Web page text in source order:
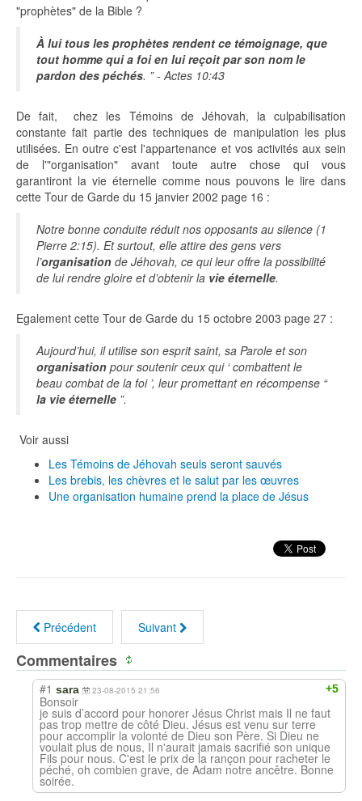
"prophètes" de la Bible ?
À lui tous les prophètes rendent ce témoignage, que
tout homme qui a foi en lui reçoit par son nom le
pardon des péchés. ” - Actes 10:43
De fait, chez les Témoins de Jéhovah, la culpabilisation
constante fait partie des techniques de manipulation les plus
utilisées. En outre c'est l'appartenance et vos activités aux sein
de l'"organisation" avant toute autre chose qui vous
garantiront la vie éternelle comme nous pouvons le lire dans
cette Tour de Garde du 15 janvier 2002 page 16 :
Notre bonne conduite réduit nos opposants au silence (1
Pierre 2:15). Et surtout, elle attire des gens vers
l’organisation de Jéhovah, ce qui leur offre la possibilité
de lui rendre gloire et d’obtenir la vie éternelle.
Egalement cette Tour de Garde du 15 octobre 2003 page 27 :
Aujourd’hui, il utilise son esprit saint, sa Parole et son
organisation pour soutenir ceux qui ‘ combattent le
beau combat de la foi ’, leur promettant en récompense “
la vie éternelle ”.
Voir aussi
Les Témoins de Jéhovah seuls seront sauvés
Les brebis, les chèvres et le salut par les œuvres
Une organisation humaine prend la place de Jésus
Précédent Suivant
Commentaires
+5
#1 sara 23-08-2015 21:56
Bonsoir
je suis d’accord pour honorer Jésus Christ mais Il ne faut
pas trop mettre de côté Dieu. Jésus est venu sur terre
pour accomplir la volonté de Dieu son Père. Si Dieu ne
voulait plus de nous, Il n'aurait jamais sacrifié son unique
Fils pour nous. C'est le prix de la rançon pour racheter le
péché, oh combien grave, de Adam notre ancêtre. Bonne
soirée.